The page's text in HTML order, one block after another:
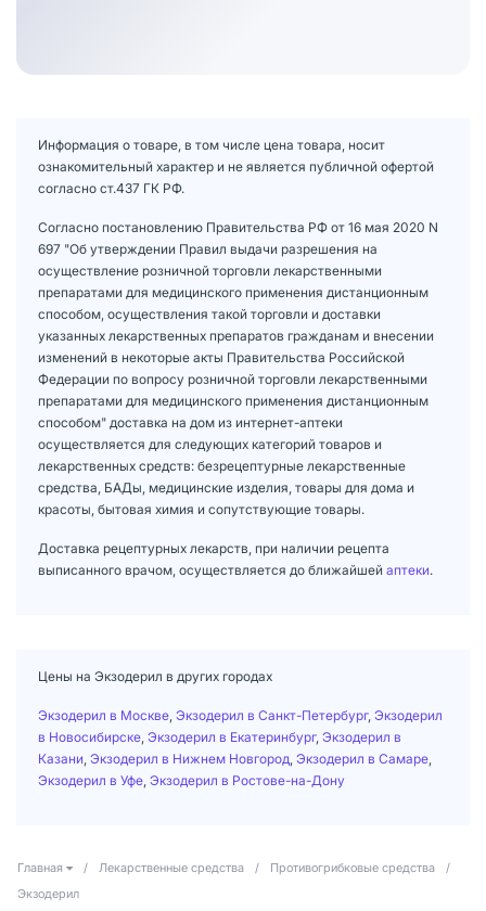
Информация о товаре, в том числе цена товара, носит
ознакомительный характер и не является публичной офертой
согласно ст.437 ГК РФ.
Согласно постановлению Правительства РФ от 16 мая 2020 N
697 "Об утверждении Правил выдачи разрешения на
осуществление розничной торговли лекарственными
препаратами для медицинского применения дистанционным
способом, осуществления такой торговли и доставки
указанных лекарственных препаратов гражданам и внесении
изменений в некоторые акты Правительства Российской
Федерации по вопросу розничной торговли лекарственными
препаратами для медицинского применения дистанционным
способом" доставка на дом из интернет-аптеки
осуществляется для следующих категорий товаров и
лекарственных средств: безрецептурные лекарственные
средства, БАДы, медицинские изделия, товары для дома и
красоты, бытовая химия и сопутствующие товары.
Доставка рецептурных лекарств, при наличии рецепта
выписанного врачом, осуществляется до ближайшей аптеки.
Цены на Экзодерил в других городах
Экзодерил в Москве Экзодерил в Санкт-Петербург, Экзодерил
в Новосибирске Экзодерил в Екатеринбург, Экзодерил в
Казани Экзодерил в Нижнем Новгород Экзодерил в Самаре
Экзодерил в Уфе Экзодерил в Ростове-на-Дону
Главная / Лекарственные средства / Противогрибковые средства
/
Экзодерил